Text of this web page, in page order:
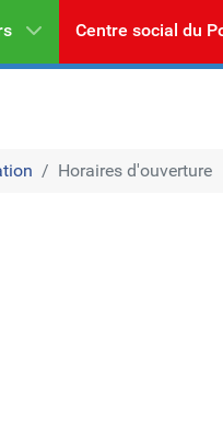
Centre social du
Horaires d'ouverture